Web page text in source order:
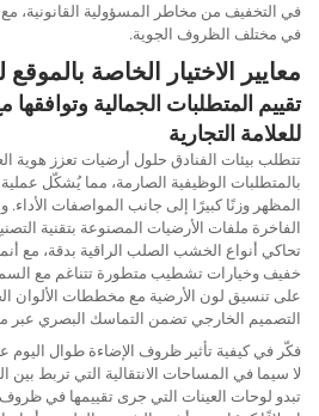
في التخفيف من مخاطر المسؤولية القانونية،
في مختلف الظروف الجوية.
معايير الاختيار الخاصة
تقييم المتطلبات الجمالية وتوافقها
للعلامة التجارية
تتطلب بيئات الفنادق حلول أرضيات تعزز هوية
بالمتطلبات الوظيفية الصارمة، مما يُشكّل
المظهر وزنًا كبيرًا إلى جانب المواصفات
تحاكي أنواع الخشب الصلب الراقية بدقة، مع
خفيف وخيارات تشطيب متطورة تتناغم مع
على تنسيق لون الأرضية مع مخططات الألوان
التصميم الخارجي تضمن التماسك البصري عبر
فكّر في كيفية تأثير ظروف الإضاءة طوال اليوم
لا سيما في المساحات الانتقالية التي تربط بين
تبدو لوحات العينات التي جرى تقييمها في